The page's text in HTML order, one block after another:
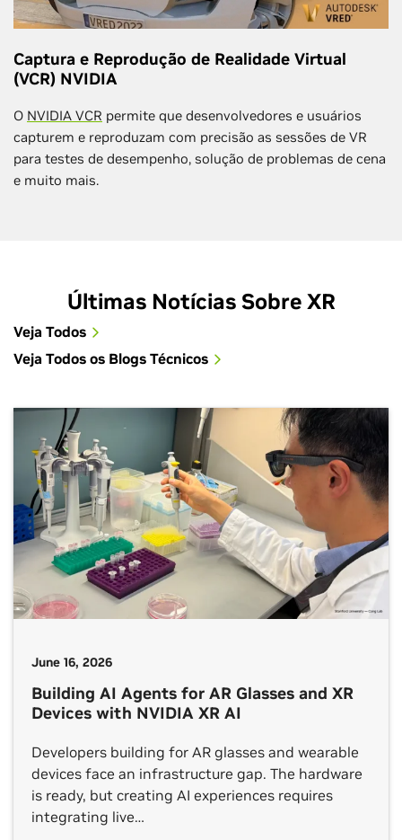
Captura e Reprodução de Realidade Virtual
(VCR) NVIDIA
O NVIDIA VCR permite que desenvolvedores e usuários
capturem e reproduzam com precisão as sessões de VR
para testes de desempenho, solução de problemas de cena
e muito mais.
Últimas Notícias Sobre XR
Veja Todos
Veja Todos os Blogs Técnicos
June 16, 2026
Building AI Agents for AR Glasses and XR
Devices with NVIDIA XR AI
Developers building for AR glasses and wearable
devices face an infrastructure gap. The hardware
is ready, but creating AI experiences requires
integrating live…